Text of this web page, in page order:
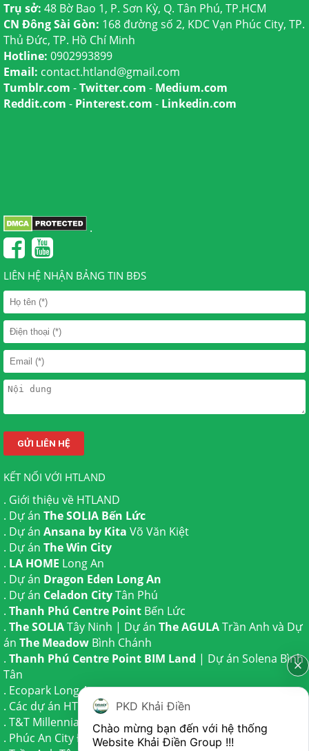
Trụ sở: 48 Bờ Bao 1, P. Sơn Kỳ, Q. Tân Phú, TP.HCM
CN Đông Sài Gòn: 168 đường số 2, KDC Vạn Phúc City, TP.
Thủ Đức, TP. Hồ Chí Minh
Hotline: 0902993899
Email: contact.htland@gmail.com
Tumblr.com -Twitter.com - Medium.com
Reddit.com - Pinterest.com - Linkedin.com
.
LIÊN HỆ NHẬN BẢNG TIN BĐS
KẾT NỐI VỚI HTLAND
. Giới thiệu về HTLAND
. Dự án The SOLIA Bến Lức
. Dự án Ansana by Kita Võ Văn Kiệt
. Dự án The Win City
. LA HOME Long An
. Dự án Dragon Eden Long An
. Dự án Celadon CityTân Phú
. Thanh Phú Centre Point Bến Lức
. The SOLIATây Ninh | Dự án The AGULATrần Anh và Dự
án The Meadow Bình Chánh
. Thanh Phú Centre Point BIM Land | Dự án Solena Bình
Tân
. Ecopark Long An
. Các dự án HTLAND
. T&T Millennia CityCần Giuộc
. Phúc An CityĐức Hoà
PKD Khải Điền
Chào mừng bạn đến với hệ thống
Website Khải Điền Group !!!